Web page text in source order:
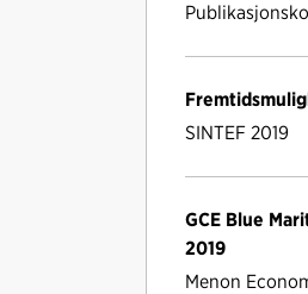
SINTEF 2019
GCE Blue
2019
Menon